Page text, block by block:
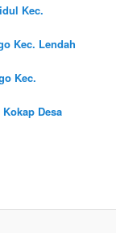
Kec.
Kec. Lendah
Kec.
Desa